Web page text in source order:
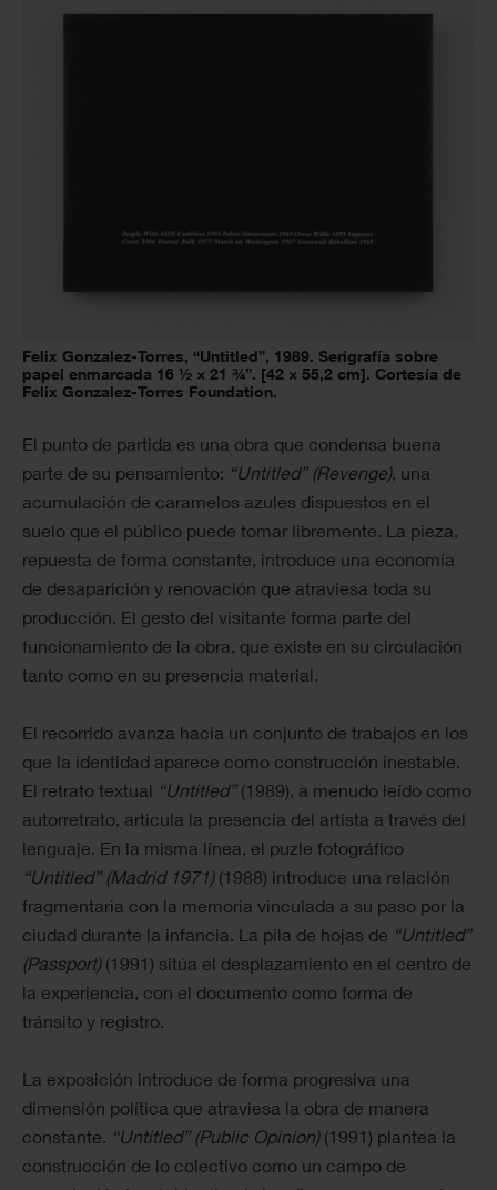
Felix Gonzalez-Torres, “Untitled”, 1989. Serigrafía sobre
papel enmarcada 16 ½ × 21 ¾”. [42 × 55,2 cm]. Cortesía de
Felix Gonzalez-Torres Foundation.
El punto de partida es una obra que condensa buena
parte de su pensamiento: “Untitled” (Revenge), una
acumulación de caramelos azules dispuestos en el
suelo que el público puede tomar libremente. La pieza,
repuesta de forma constante, introduce una economía
de desaparición y renovación que atraviesa toda su
producción. El gesto del visitante forma parte del
funcionamiento de la obra, que existe en su circulación
tanto como en su presencia material.
El recorrido avanza hacia un conjunto de trabajos en los
que la identidad aparece como construcción inestable.
El retrato textual “Untitled”(1989), a menudo leído como
autorretrato, articula la presencia del artista a través del
lenguaje. En la misma línea, el puzle fotográfico
“Untitled” (Madrid 1971)(1988) introduce una relación
fragmentaria con la memoria vinculada a su paso por la
ciudad durante la infancia. La pila de hojas de “Untitled”
(Passport)(1991) sitúa el desplazamiento en el centro de
la experiencia, con el documento como forma de
tránsito y registro.
La exposición introduce de forma progresiva una
dimensión política que atraviesa la obra de manera
constante. “Untitled” (Public Opinion)(1991) plantea la
construcción de lo colectivo como un campo de